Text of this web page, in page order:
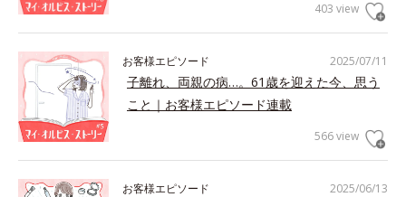
403 view
2025/07/11
お客様エピソード
子離れ、両親の病…。61歳を迎えた今、思う
こと｜お客様エピソード連載
566 view
2025/06/13
お客様エピソード